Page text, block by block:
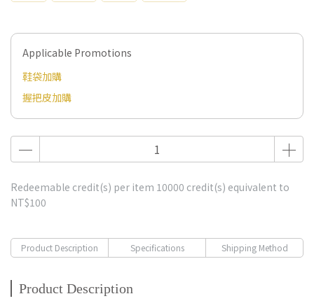
Applicable Promotions
鞋袋加購
握把皮加購
Redeemable credit(s) per item 10000 credit(s) equivalent to
NT$100
Product Description Specifications Shipping Method
Product Description